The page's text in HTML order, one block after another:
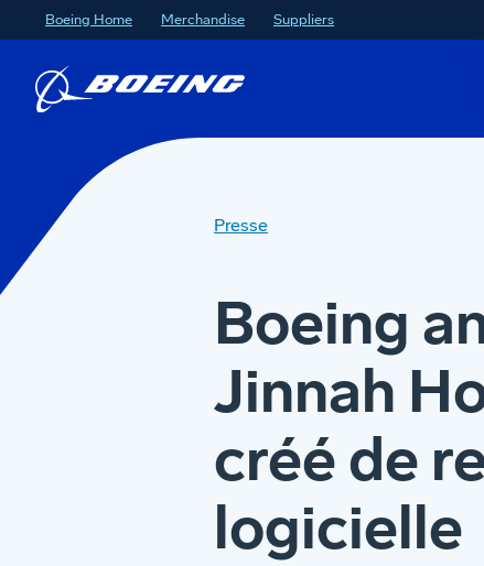
Boeing Home Merchandise Suppliers
Presse
Boeing
Jinnah
créé de
logicielle